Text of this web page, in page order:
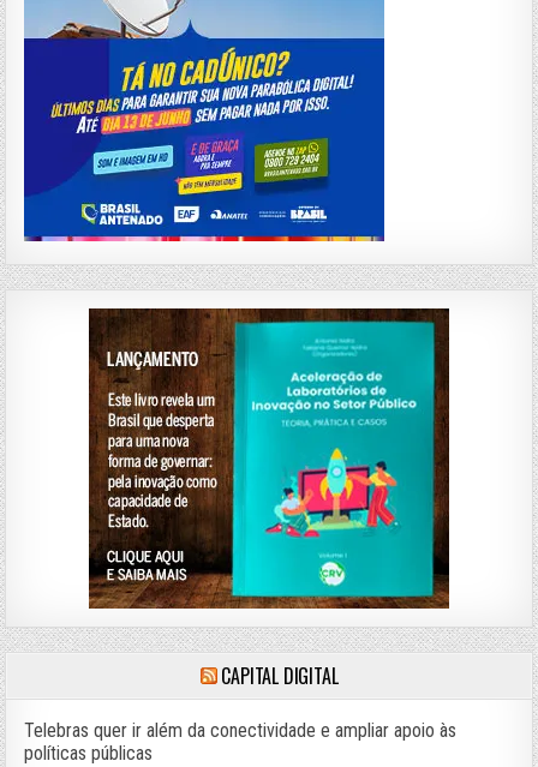
CAPITAL DIGITAL
Telebras quer ir além da conectividade e ampliar apoio às
políticas públicas